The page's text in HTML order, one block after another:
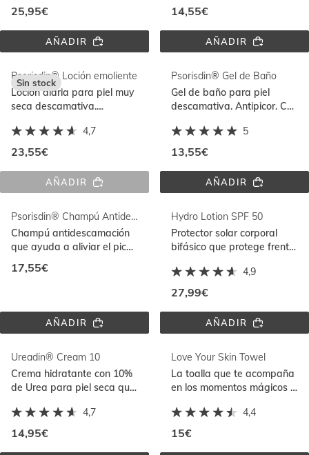
25,95€
AÑADIRPSORISDIN®
400ML
14,55€
AÑADIRPSORISDIN®
Psorisdin® Loción emoliente
Loción diaria para piel muy
seca descamativa.
refuerza la función barrera
4,7
23,55€
Sin stock
AÑADIRPSORISDIN®
Psorisdin® Gel de Baño
Gel de baño para piel
descamativa. Antipicor. Con
calmantes
5
13,55€
AÑADIRPSORISDIN®
BAÑO
Psorisdin® Champú Antidescamación 200ml
Champú antidescamación
que ayuda a aliviar el picor,
reduciendo rojeces
17,55€
AÑADIRPSORISDIN®
200ML
Hydro Lotion SPF 50
Protector solar corporal
bifásico que protege frente
revitaliza la piel 4,9
27,99€
AÑADIRHYDRO
50
Ureadin® Cream 10
Crema hidratante con 10%
de Urea para piel seca que
la sensación de tirantez
4,7
14,95€
Love Your Skin Towel
La toalla que te acompaña
en los momentos mágicos y
capacidad de absorción
4,4
15€